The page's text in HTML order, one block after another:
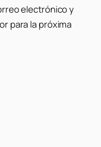
electrónico y
para la próxima